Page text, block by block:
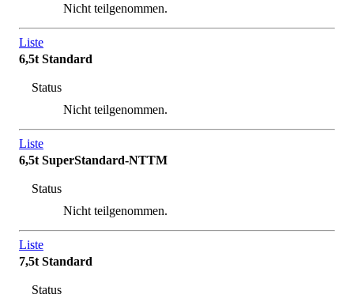
Nicht teilgenommen.
Liste
6,5t Standard
Status
Nicht teilgenommen.
Liste
6,5t SuperStandard-NTTM
Status
Nicht teilgenommen.
Liste
7,5t Standard
Status